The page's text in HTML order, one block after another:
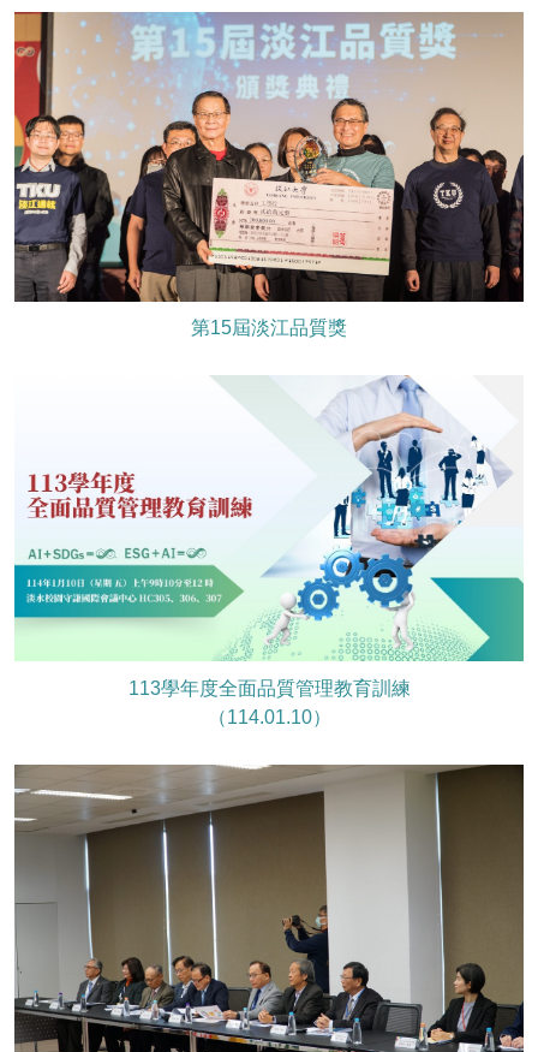
第15屆淡江品質獎
113學年度全面品質管理教育訓練
（114.01.10）